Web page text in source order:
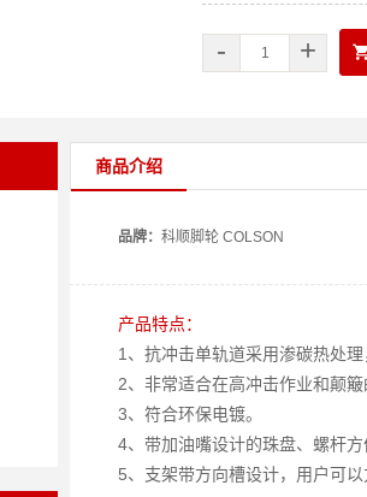
- +
商品介绍
品牌： 科顺脚轮 COLSON
产品特点：
1、抗冲击单轨道采用渗碳热处
2、非常适合在高冲击作业和颠簸
3、符合环保电镀。
4、带加油嘴设计的珠盘、螺杆方
5、支架带方向槽设计，用户可